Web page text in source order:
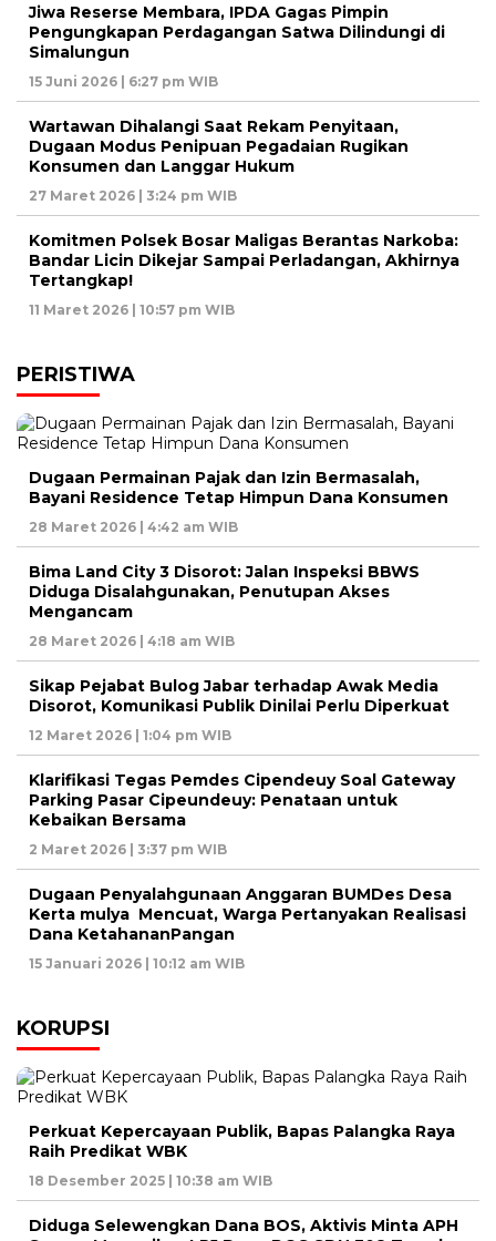
Jiwa Reserse Membara, IPDA Gagas Pimpin
Pengungkapan Perdagangan Satwa Dilindungi di
Simalungun
15 Juni 2026 | 6:27 pm WIB
Wartawan Dihalangi Saat Rekam Penyitaan,
Dugaan Modus Penipuan Pegadaian Rugikan
Konsumen dan Langgar Hukum
27 Maret 2026 | 3:24 pm WIB
Komitmen Polsek Bosar Maligas Berantas Narkoba:
Bandar Licin Dikejar Sampai Perladangan, Akhirnya
Tertangkap!
11 Maret 2026 | 10:57 pm WIB
PERISTIWA
Dugaan Permainan Pajak dan Izin Bermasalah,
Bayani Residence Tetap Himpun Dana Konsumen
28 Maret 2026 | 4:42 am WIB
Bima Land City 3 Disorot: Jalan Inspeksi BBWS
Diduga Disalahgunakan, Penutupan Akses
Mengancam
28 Maret 2026 | 4:18 am WIB
Sikap Pejabat Bulog Jabar terhadap Awak Media
Disorot, Komunikasi Publik Dinilai Perlu Diperkuat
12 Maret 2026 | 1:04 pm WIB
Klarifikasi Tegas Pemdes Cipendeuy Soal Gateway
Parking Pasar Cipeundeuy: Penataan untuk
Kebaikan Bersama
2 Maret 2026 | 3:37 pm WIB
Dugaan Penyalahgunaan Anggaran BUMDes Desa
Kerta mulya Mencuat, Warga Pertanyakan Realisasi
Dana KetahananPangan
15 Januari 2026 | 10:12 am WIB
KORUPSI
Perkuat Kepercayaan Publik, Bapas Palangka Raya
Raih Predikat WBK
18 Desember 2025 | 10:38 am WIB
Diduga Selewengkan Dana BOS, Aktivis Minta APH